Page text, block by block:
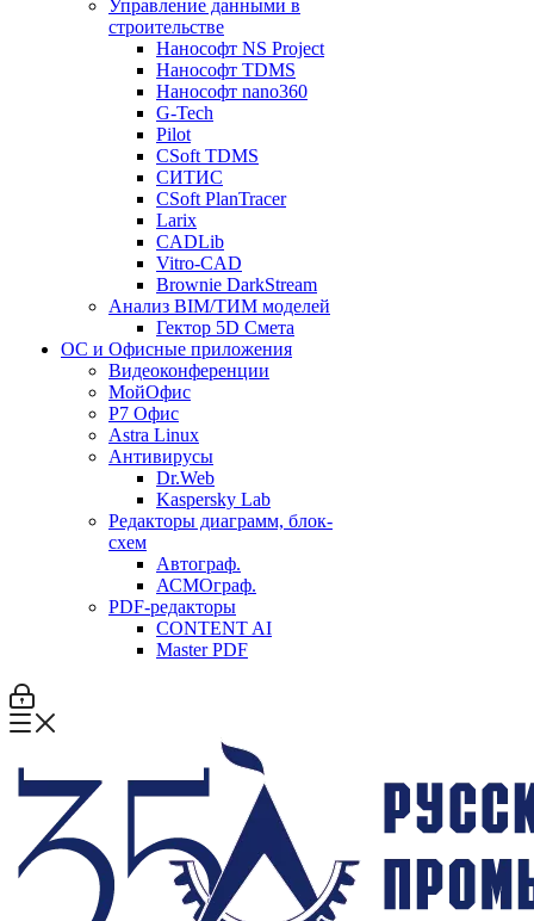
Управление данными в
строительстве
Нанософт NS Project
Нанософт TDMS
Нанософт nano360
G-Tech
Pilot
CSoft TDMS
СИТИС
CSoft PlanTracer
Larix
CADLib
Vitro-CAD
Brownie DarkStream
Анализ BIM/ТИМ моделей
Гектор 5D Смета
ОС и Офисные приложения
Видеоконференции
МойОфис
P7 Офис
Astra Linux
Антивирусы
Dr.Web
Kaspersky Lab
Редакторы диаграмм, блок-
схем
Автограф.
АСМОграф.
PDF-редакторы
CONTENT AI
Master PDF